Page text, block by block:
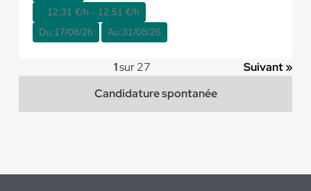
12,31 €/h - 12,51 €/h
Du:17/08/26 Au:31/08/26
1sur 27
Suivant »
Candidature spontanée